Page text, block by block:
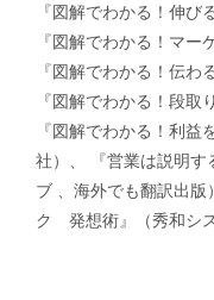
『図解でわかる！伸び
『図解でわかる！マー
『図解でわかる！伝わ
『図解でわかる！段取
『図解でわかる！利
社）、 『営業は説明す
ブ 、海外でも翻訳出版
ク 発想術』（秀和シス